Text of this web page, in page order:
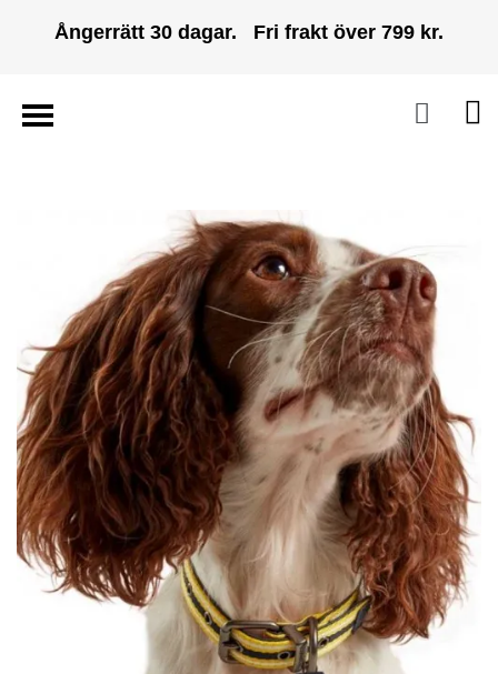
Ångerrätt 30 dagar. Fri frakt över 799 kr.